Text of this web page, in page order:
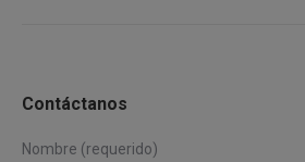
Contáctanos
Nombre (requerido)